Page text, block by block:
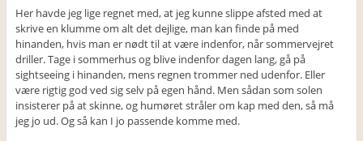
Her havde jeg lige regnet med, at jeg kunne slippe afsted med at
skrive en klumme om alt det dejlige, man kan finde på med
hinanden, hvis man er nødt til at være indenfor, når sommervejret
driller. Tage i sommerhus og blive indenfor dagen lang, gå på
sightseeing i hinanden, mens regnen trommer ned udenfor. Eller
være rigtig god ved sig selv på egen hånd. Men sådan som solen
insisterer på at skinne, og humøret stråler om kap med den, så må
jeg jo ud. Og så kan I jo passende komme med.